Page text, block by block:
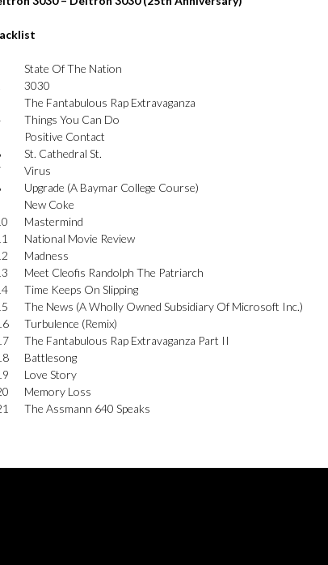
State Of The Nation
3030
The Fantabulous Rap Extravaganza
Things You Can Do
Positive Contact
St. Cathedral St.
Virus
Upgrade (A Baymar College Course)
New Coke
Mastermind
National Movie Review
Madness
Meet Cleofis Randolph The Patriarch
Time Keeps On Slipping
The News (A Wholly Owned Subsidiary Of Microsoft Inc.)
Turbulence (Remix)
The Fantabulous Rap Extravaganza Part II
Battlesong
Love Story
Memory Loss
The Assmann 640 Speaks